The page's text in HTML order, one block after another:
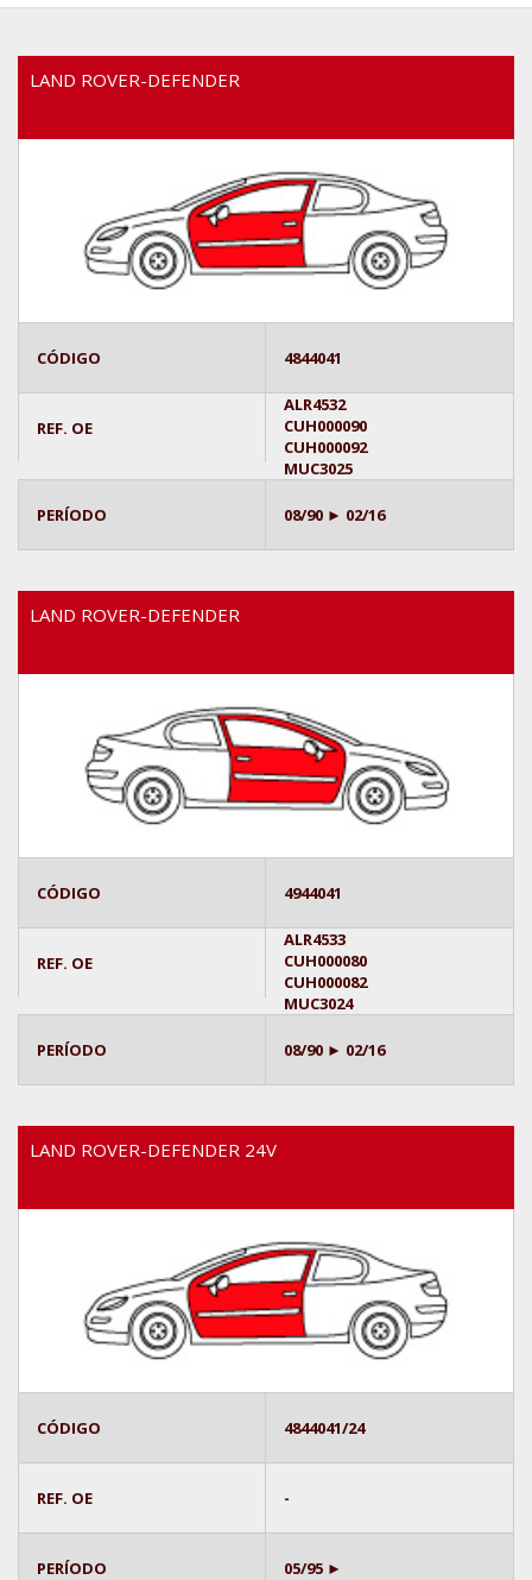
LAND ROVER-DEFENDER
CÓDIGO 4844041
REF. OE
ALR4532
CUH000090
CUH000092
MUC3025
PERÍODO 08/90 ► 02/16
LAND ROVER-DEFENDER
CÓDIGO 4944041
REF. OE
ALR4533
CUH000080
CUH000082
MUC3024
PERÍODO 08/90 ► 02/16
LAND ROVER-DEFENDER 24V
CÓDIGO 4844041/24
REF. OE -
PERÍODO 05/95 ►